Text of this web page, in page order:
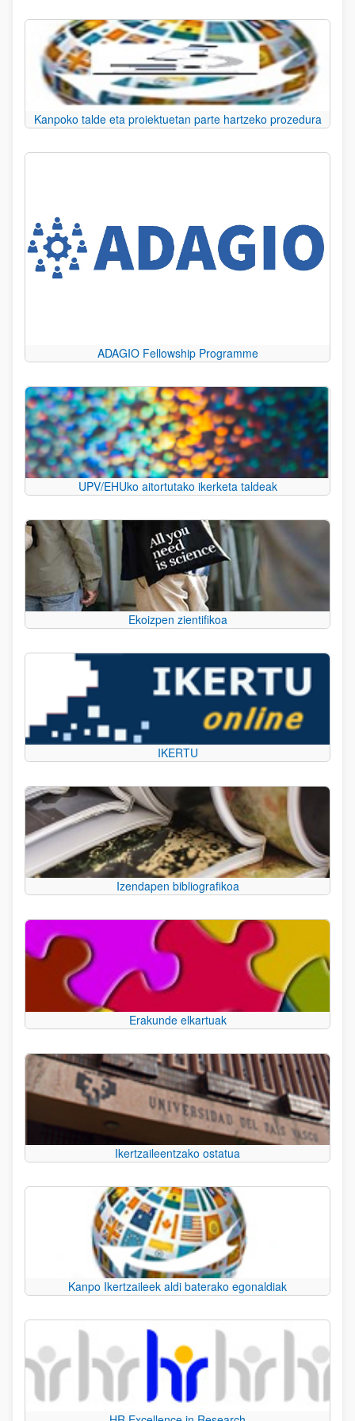
Kanpoko talde eta proiektuetan parte hartzeko prozedura
ADAGIO Fellowship Programme
UPV/EHUko aitortutako ikerketa taldeak
Ekoizpen zientifikoa
IKERTU
Izendapen bibliografikoa
Erakunde elkartuak
Ikertzaileentzako ostatua
Kanpo Ikertzaileek aldi baterako egonaldiak